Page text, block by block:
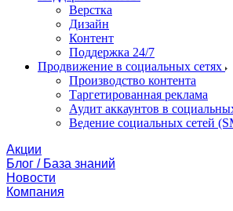
Верстка
Дизайн
Контент
Поддержка 24/7
Продвижение в социальных сетях
Производство контента
Таргетированная реклама
Аудит аккаунтов в
Ведение социальных сетей
Акции
Блог / База знаний
Новости
Компания